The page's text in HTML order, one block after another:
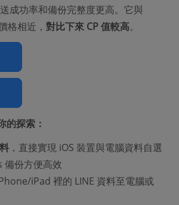
成功率和備份完整度更高。它與
格相近， 對比下來 CP 值較高。
的探索：
，直接實現 iOS 裝置與電腦資料自選
備份方便高效
iPad 裡的 LINE 資料至電腦或